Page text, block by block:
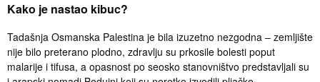
Kako je nastao kibuc?
Tadašnja Osmanska Palestina je bila izuzetno nezgodna – zemljište
nije bilo preterano plodno, zdravlju su prkosile bolesti poput
malarije i tifusa, a opasnost po seosko stanovništvo predstavljali su